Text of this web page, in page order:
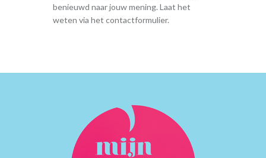
Waar bevallen?
Benodigdheden bevalling
Tips
Voeding voor de baby
Wennen aan de baby
Baby en huisdieren
Cursus kinder EHBO
benieuwd naar jouw mening. Laat het
weten via het contactformulier.